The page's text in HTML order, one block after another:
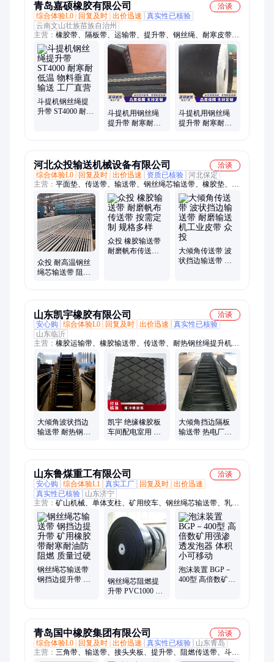
青岛嘉硕橡胶有限公司
洽谈
综合体验L0
回复及时 出价迅速
真实性已核验
云南文山壮族苗族自治州
主营： 橡胶带、隔板带、运输带、提升带、钢丝绳、耐寒皮带、
电子秤、输送机、倾角带、裙边带、食品带、传送带、抽油机、
输送带、尼龙带、斗提机、挡板带、挡边带、挡板皮带、钢丝胶
带、尼龙皮带、煤机皮带、运输皮带、输煤皮带、铠甲皮带
斗提机钢丝绳提
升带 ST4000 耐寒
斗提机用钢丝绳
提升带 耐寒耐低
斗提机用钢丝绳
提升带 耐寒耐油
河北众投输送机械设备有限公司
洽谈
综合体验L0
回复及时 出价迅速 资质已核验 河北保定
主营： 平面垫、传送带、输送带、钢丝绳芯输送带、橡胶垫、尼
龙平面、皮带结实、强力橡胶、高温耐磨、强力耐磨、橡胶夹
线、皮带防腐、皮带耐磨、橡胶平面、槽子皮带、卫生环保、开
裂橡胶
众投 耐高温钢丝
绳芯输送带 阻燃
众投 橡胶输送带
耐磨帆布传送带
大倾角传送带 波
状挡边输送带 耐
山东凯宇橡胶有限公司
洽谈
安心购
综合体验L0 回复及时 出价迅速
真实性已核验
山东临沂
主营： 橡胶运输带、橡胶输送带、传送带、耐热钢丝绳提升机
带、裙边带、二手输送带、橡胶垫皮、大倾角输送带、输送带
大倾角波状挡边
输送带 耐热钢丝
凯宇 绝缘橡胶板
车间配电室用 耐
大倾角挡边隔板
输送带 热电厂专
山东鲁煤重工有限公司
洽谈
安心购
综合体验L1 真实工厂 回复及时 出价迅速
真实性已核验
山东济宁
主营： 矿山机械、单体支柱、矿用绞车、钢丝绳芯输送带、乳化
泵、排型梁、刮板机、装岩机、矿车及配件、喷浆机、泥浆泵
钢丝绳芯输送带
钢挡边提升带 矿
钢丝绳芯阻燃提
升带 PVC1000 抗
泡沫装置 BGP－
400型 高倍数矿用
青岛国中橡胶集团有限公司
洽谈
综合体验L0
回复及时 出价迅速 真实性已核验
山东青岛
主营： 三角带、输送带、接头夹板、提升带、阻燃传送带、斗提